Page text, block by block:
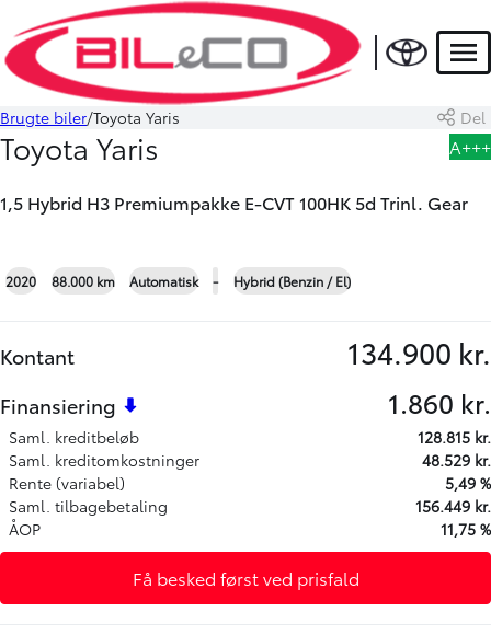
Book prøvetur Beregn byttepris
Brugte biler Toyota Yaris Del
Toyota Yaris
1,5 Hybrid H3 Premiumpakke E-CVT 100HK 5d Trinl. Gear
A+++
HYBRID
+24
2020 88.000 km Automatisk - Hybrid (Benzin / El)
Kontant 134.900 kr.
Finansiering 1.860 kr.
Saml. kreditbeløb
128.815 kr.
Saml. kreditomkostninger
48.529 kr.
Rente (variabel)
5,49 %
Saml. tilbagebetaling
156.449 kr.
ÅOP
11,75 %
Få besked først ved prisfald